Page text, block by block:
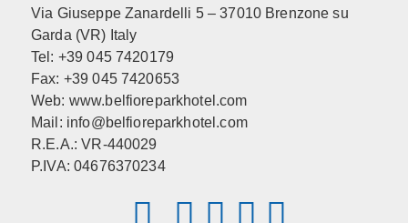
Via Giuseppe Zanardelli 5 – 37010 Brenzone su
Garda (VR) Italy
Tel: +39 045 7420179
Fax: +39 045 7420653
Web: www.belfioreparkhotel.com
Mail: info@belfioreparkhotel.com
R.E.A.: VR-440029
P.IVA: 04676370234